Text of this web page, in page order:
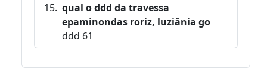
qual o ddd da travessa
epaminondas roriz, luziânia go
ddd 61